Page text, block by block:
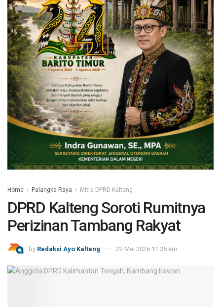
Home Palangka Raya Mitra DPRD Kalteng
DPRD Kalteng Soroti Rumitnya
Perizinan Tambang Rakyat
by Redaksi Ayo Kalteng 22 Mei 2026 11:35 am